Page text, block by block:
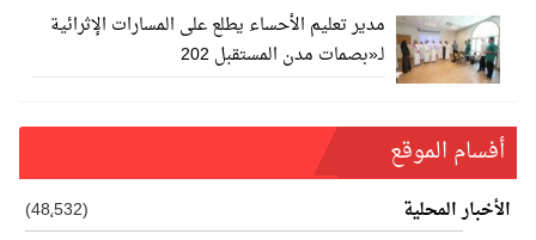
مدير تعليم الأحساء يطلع على المسارات الإثرائية
لـ«بصمات مدن المستقبل 202
أفسام الموقع
الأخبار المحلية
(48٬532)